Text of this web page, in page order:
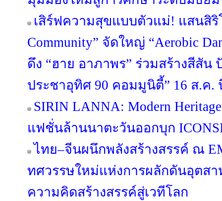
เสิร์ฟความสุขแบบตัวแม่! แสนสิริ
Community” จัดใหญ่ “Aerobic
ดึง “ฮาย อาภาพร” ร่วมสร้างสีสั
ประชาอุทิศ 90 คอมมูนิตี้” 16 ส.ค.
SIRIN LANNA: Modern
แฟชั่นล้านนาตะวันออกบุก
ไทย–จีนผนึกพลังสร้างสรรค์ ณ
ทศวรรษใหม่แห่งการผลักดันอุตส
ความคิดสร้างสรรค์สู่เวทีโลก